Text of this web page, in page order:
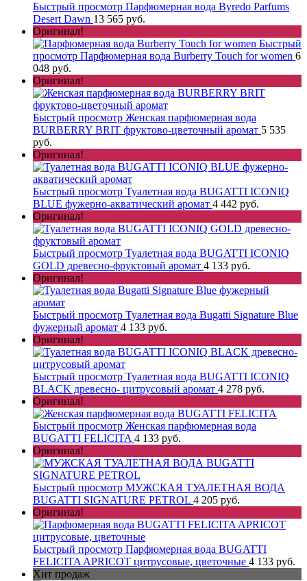
Быстрый просмотр Парфюмерная вода Byredo Parfums
Desert Dawn 13 565 руб.
Оригинал!
Быстрый
просмотр Парфюмерная вода Burberry Touch for women 6
048 руб.
Оригинал!
Быстрый просмотр Женская парфюмерная вода
BURBERRY BRIT фруктово-цветочный аромат 5 535
руб.
Оригинал!
Быстрый просмотр Туалетная вода BUGATTI ICONIQ
BLUE фужерно-акватический аромат 4 442 руб.
Оригинал!
Быстрый просмотр Туалетная вода BUGATTI ICONIQ
GOLD древесно-фруктовый аромат 4 133 руб.
Оригинал!
Быстрый просмотр Туалетная вода Bugatti Signature Blue
фужерный аромат 4 133 руб.
Оригинал!
Быстрый просмотр Туалетная вода BUGATTI ICONIQ
BLACK древесно- цитрусовый аромат 4 278 руб.
Оригинал!
Быстрый просмотр Женская парфюмерная вода
BUGATTI FELICITA 4 133 руб.
Оригинал!
Быстрый просмотр МУЖСКАЯ ТУАЛЕТНАЯ ВОДА
BUGATTI SIGNATURE PETROL 4 205 руб.
Оригинал!
Быстрый просмотр Парфюмерная вода BUGATTI
FELICITA APRICOT цитрусовые, цветочные 4 133 руб.
Хит продаж